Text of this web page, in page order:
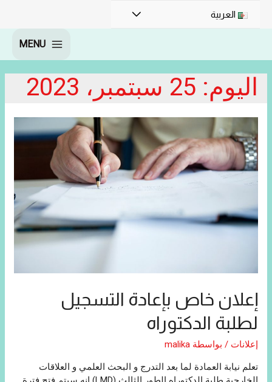
العربية القائمة
MENU
MENU
اليوم: 25 سبتمبر، 2023
إعلان خاص بإعادة التسجيل
لطلبة الدكتوراه
إعلانات / بواسطة malika
تعلم نيابة العمادة لما بعد التدرج و البحث العلمي و العلاقات